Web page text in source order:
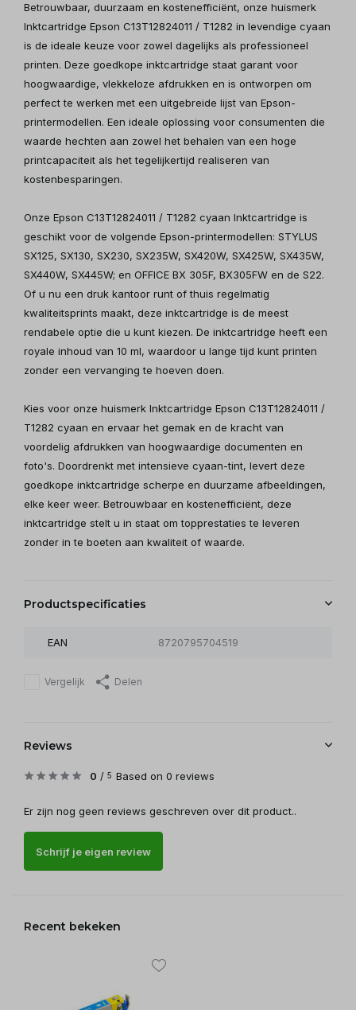
Betrouwbaar, duurzaam en kostenefficiënt, onze huismerk
Inktcartridge Epson C13T12824011 / T1282 in levendige cyaan
is de ideale keuze voor zowel dagelijks als professioneel
printen. Deze goedkope inktcartridge staat garant voor
hoogwaardige, vlekkeloze afdrukken en is ontworpen om
perfect te werken met een uitgebreide lijst van Epson-
printermodellen. Een ideale oplossing voor consumenten die
waarde hechten aan zowel het behalen van een hoge
printcapaciteit als het tegelijkertijd realiseren van
kostenbesparingen.
Onze Epson C13T12824011 / T1282 cyaan Inktcartridge is
geschikt voor de volgende Epson-printermodellen: STYLUS
SX125, SX130, SX230, SX235W, SX420W, SX425W, SX435W,
SX440W, SX445W; en OFFICE BX 305F, BX305FW en de S22.
Of u nu een druk kantoor runt of thuis regelmatig
kwaliteitsprints maakt, deze inktcartridge is de meest
rendabele optie die u kunt kiezen. De inktcartridge heeft een
royale inhoud van 10 ml, waardoor u lange tijd kunt printen
zonder een vervanging te hoeven doen.
Kies voor onze huismerk Inktcartridge Epson C13T12824011 /
T1282 cyaan en ervaar het gemak en de kracht van
voordelig afdrukken van hoogwaardige documenten en
foto's. Doordrenkt met intensieve cyaan-tint, levert deze
goedkope inktcartridge scherpe en duurzame afbeeldingen,
elke keer weer. Betrouwbaar en kostenefficiënt, deze
inktcartridge stelt u in staat om topprestaties te leveren
zonder in te boeten aan kwaliteit of waarde.
Productspecificaties
EAN 8720795704519
Vergelijk Delen
Reviews
0 / 5 Based on 0 reviews
Er zijn nog geen reviews geschreven over dit product..
Schrijf je eigen review
Recent bekeken